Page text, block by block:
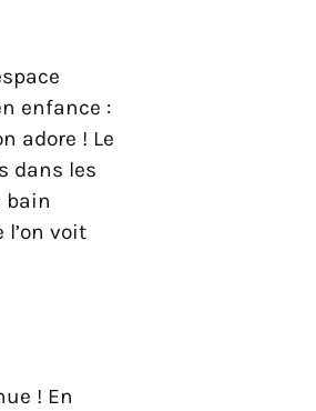
enfance :
adore ! Le
dans les
bain
l’on voit
! En